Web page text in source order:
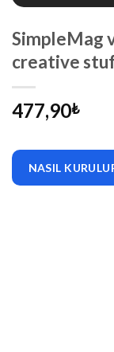
SimpleMag
creative
477,90₺
NASIL